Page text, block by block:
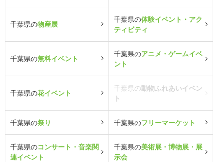
千葉県の物産展
千葉県の体験イベント・アク
ティビティ
千葉県の無料イベント
千葉県のアニメ・ゲームイベ
ント
千葉県の花イベント
千葉県の動物ふれあいイベン
ト
千葉県の祭り 千葉県のフリーマーケット
千葉県のコンサート・音楽関
連イベント
千葉県の美術展・博物展・展
示会